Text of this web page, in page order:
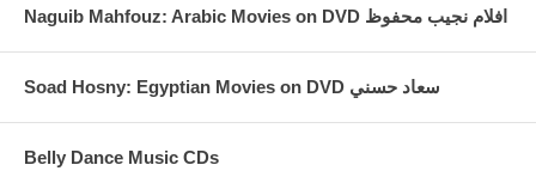
Naguib Mahfouz: Arabic Movies on DVD افلام نجيب محفوظ
Soad Hosny: Egyptian Movies on DVD سعاد حسني
Belly Dance Music CDs